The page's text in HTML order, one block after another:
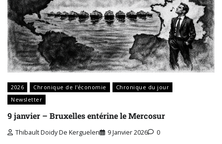
2026 Chronique de l'économie
Chronique du jour
Newsletter
9 janvier – Bruxelles entérine le Mercosur
Thibault Doidy De Kerguelen 9 Janvier 2026 0